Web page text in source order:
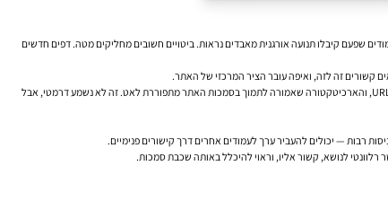
שפעם קיבלו תנועה אורגנית מאבדים נראות. ביטויים חשובים מחליקים מטה. דפים חדשים
הבעיה היא שקישורים פנימיים כמעט אף פעם לא “נשברים” בבת אחת. הם נשחקים בשקט. מוסיפים עמודים חדשים, משנים תפריטים, מוחקים מאמרים, מזיזים קטגוריות, מקצרים טקסטים, מחליפים כתובות URL, והארכיטקטורה שאמורה לתמוך בסמכות האתר מתפוררת לאט. זה לא נשמע דרמטי, אבל
לנושא, קשור אליו, וראוי להיכלל באותה שכבת סמכות.